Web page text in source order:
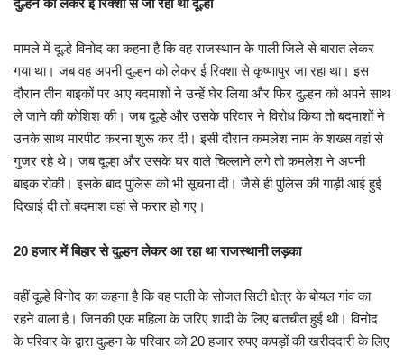
दुल्हन को लेकर ई रिक्शा से जा रहा था दूल्हा
मामले में दूल्हे विनोद का कहना है कि वह राजस्थान के पाली जिले से बारात लेकर
गया था। जब वह अपनी दुल्हन को लेकर ई रिक्शा से कृष्णापुर जा रहा था। इस
दौरान तीन बाइकों पर आए बदमाशों ने उन्हें घेर लिया और फिर दुल्हन को अपने साथ
ले जाने की कोशिश की। जब दूल्हे और उसके परिवार ने विरोध किया तो बदमाशों ने
उनके साथ मारपीट करना शुरू कर दी। इसी दौरान कमलेश नाम के शख्स वहां से
गुजर रहे थे। जब दूल्हा और उसके घर वाले चिल्लाने लगे तो कमलेश ने अपनी
बाइक रोकी। इसके बाद पुलिस को भी सूचना दी। जैसे ही पुलिस की गाड़ी आई हुई
दिखाई दी तो बदमाश वहां से फरार हो गए।
20 हजार में बिहार से दुल्हन लेकर आ रहा था राजस्थानी लड़का
वहीं दूल्हे विनोद का कहना है कि वह पाली के सोजत सिटी क्षेत्र के बोयल गांव का
रहने वाला है। जिनकी एक महिला के जरिए शादी के लिए बातचीत हुई थी। विनोद
के परिवार के द्वारा दुल्हन के परिवार को 20 हजार रुपए कपड़ों की खरीददारी के लिए